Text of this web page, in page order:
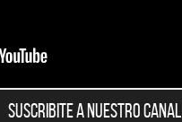
Suscribite a nuestro canal